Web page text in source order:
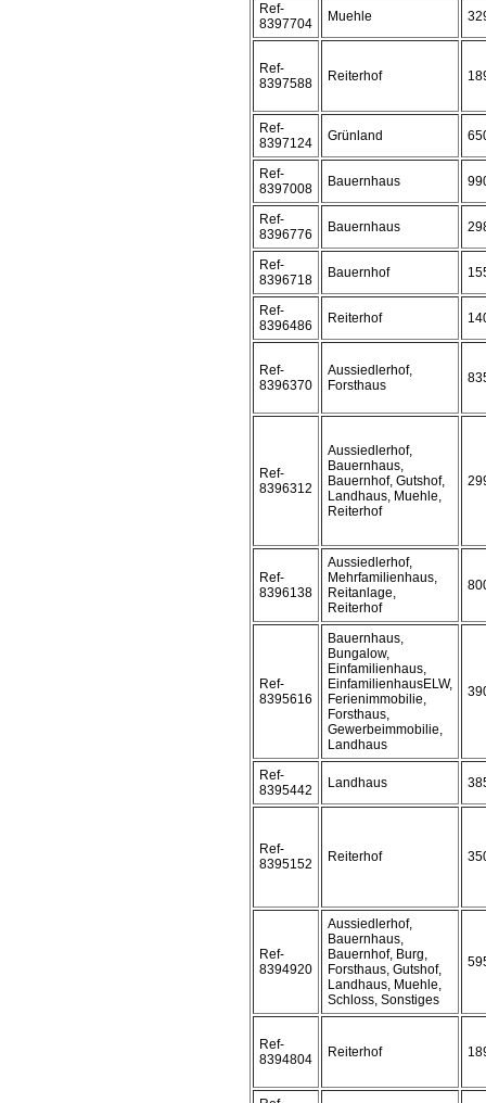
Ref-
8397704
Muehle
Ref-
8397588
Reiterhof
Ref-
8397124
Grünland
Ref-
8397008
Bauernhaus
Ref-
8396776
Bauernhaus
Ref-
8396718
Bauernhof
Ref-
8396486
Reiterhof
Ref-
8396370
Aussiedlerhof,
Forsthaus
Ref-
8396312
Aussiedlerhof,
Bauernhaus,
Bauernhof, Gutshof,
Landhaus, Muehle,
Reiterhof
Ref-
8396138
Aussiedlerhof,
Mehrfamilienhaus,
Reitanlage,
Reiterhof
Ref-
8395616
Bauernhaus,
Bungalow,
Einfamilienhaus,
EinfamilienhausELW,
Ferienimmobilie,
Forsthaus,
Gewerbeimmobilie,
Landhaus
Ref-
8395442
Landhaus
Ref-
8395152
Reiterhof
Ref-
8394920
Aussiedlerhof,
Bauernhaus,
Bauernhof, Burg,
Forsthaus, Gutshof,
Landhaus, Muehle,
Schloss, Sonstiges
Ref-
8394804
Reiterhof